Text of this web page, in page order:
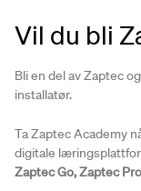
Vil du bli
Bli en del av Zaptec
installatør.
Ta Zaptec Academy
digitale
Zaptec Go, Zaptec